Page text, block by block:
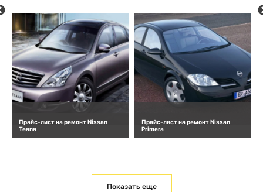
Прайс-лист на ремонт Nissan
Teana
Прайс-лист на ремонт Nissan
Primera
Показать еще